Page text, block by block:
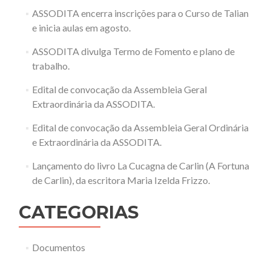
ASSODITA encerra inscrições para o Curso de Talian
e inicia aulas em agosto.
ASSODITA divulga Termo de Fomento e plano de
trabalho.
Edital de convocação da Assembleia Geral
Extraordinária da ASSODITA.
Edital de convocação da Assembleia Geral Ordinária
e Extraordinária da ASSODITA.
Lançamento do livro La Cucagna de Carlin (A Fortuna
de Carlin), da escritora Maria Izelda Frizzo.
CATEGORIAS
Documentos